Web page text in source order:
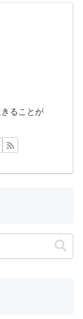
ることが